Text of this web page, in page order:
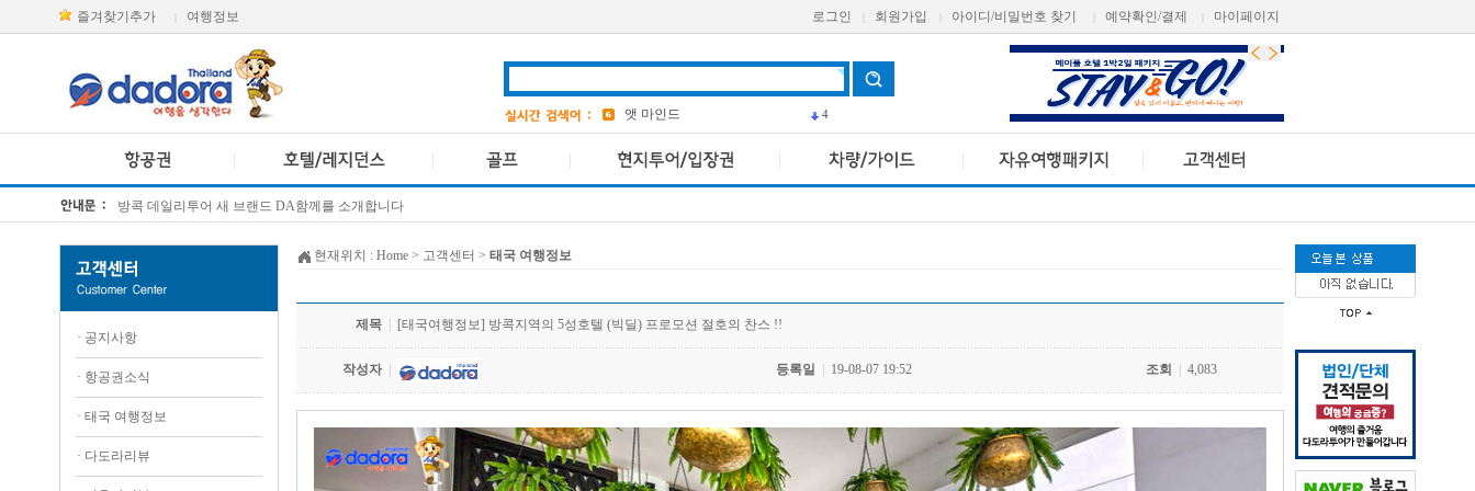
즐겨찾기추가 여행정보 로그인 회원가입 아이디/비밀번호 찾기 예약확인/결제 마이페이지
4
Pcr
avani
앳 마인드
4
AETAS
방콕 데일리투어 새 브랜드 DA함께를 소개합니다
· 공지사항
· 항공권소식
· 태국 여행정보
· 다도라리뷰
현재위치 : Home > 고객센터 > 태국 여행정보
제목 [태국여행정보] 방콕지역의 5성호텔 (빅딜) 프로모션 절호의 찬스 !!
작성자 등록일 19-08-07 19:52 조회 4,083